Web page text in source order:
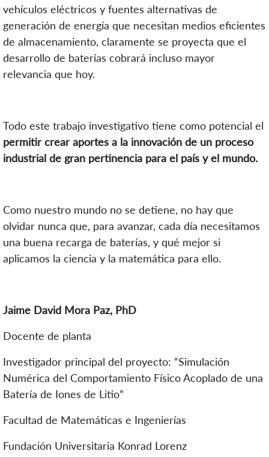
vehículos eléctricos y fuentes alternativas de
generación de energía que necesitan medios eficientes
de almacenamiento, claramente se proyecta que el
desarrollo de baterías cobrará incluso mayor
relevancia que hoy.
Todo este trabajo investigativo tiene como potencial el
permitir crear aportes a la innovación de un proceso
industrial de gran pertinencia para el país y el mundo.
Como nuestro mundo no se detiene, no hay que
olvidar nunca que, para avanzar, cada día necesitamos
una buena recarga de baterías, y qué mejor si
aplicamos la ciencia y la matemática para ello.
Jaime David Mora Paz, PhD
Docente de planta
Investigador principal del proyecto: “Simulación
Numérica del Comportamiento Físico Acoplado de una
Batería de Iones de Litio”
Facultad de Matemáticas e Ingenierías
Fundación Universitaria Konrad Lorenz